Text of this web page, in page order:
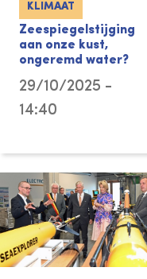
KLIMAAT
Zeespiegelstijging
aan onze kust,
ongeremd water?
29/10/2025 -
14:40